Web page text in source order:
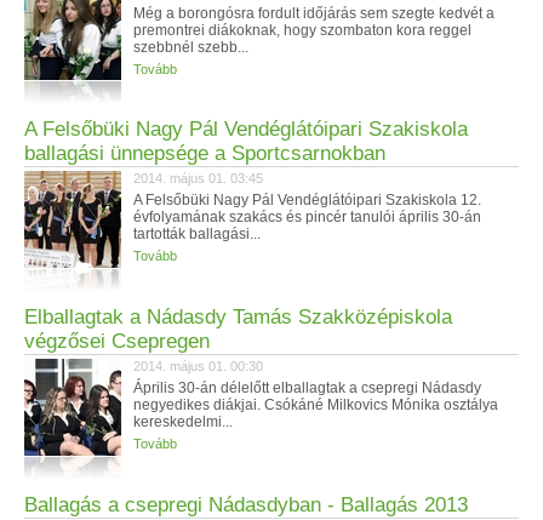
Még a borongósra fordult időjárás sem szegte kedvét a
premontrei diákoknak, hogy szombaton kora reggel
szebbnél szebb...
Tovább
A Felsőbüki Nagy Pál Vendéglátóipari Szakiskola
ballagási ünnepsége a Sportcsarnokban
2014. május 01. 03:45
A Felsőbüki Nagy Pál Vendéglátóipari Szakiskola 12.
évfolyamának szakács és pincér tanulói április 30-án
tartották ballagási...
Tovább
Elballagtak a Nádasdy Tamás Szakközépiskola
végzősei Csepregen
2014. május 01. 00:30
Április 30-án délelőtt elballagtak a csepregi Nádasdy
negyedikes diákjai. Csókáné Milkovics Mónika osztálya
kereskedelmi...
Tovább
Ballagás a csepregi Nádasdyban - Ballagás 2013